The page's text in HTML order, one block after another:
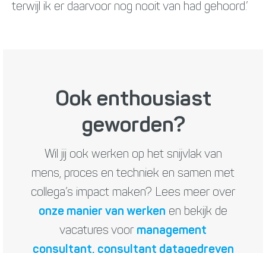
terwijl ik er daarvoor nog nooit van had gehoord.’
Ook enthousiast
geworden?
Wil jij ook werken op het snijvlak van
mens, proces en techniek en samen met
collega’s impact maken? Lees meer over
onze manier van werken en bekijk de
vacatures voor management
consultant, consultant datagedreven